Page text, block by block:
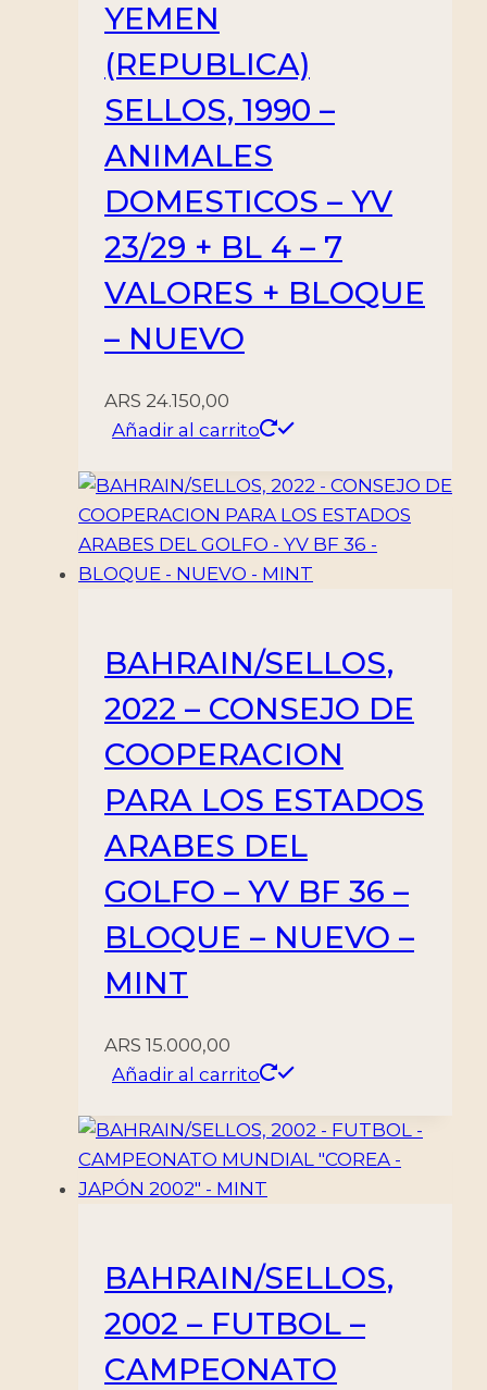
YEMEN
(REPUBLICA)
SELLOS, 1990 –
ANIMALES
DOMESTICOS – YV
23/29 + BL 4 – 7
VALORES + BLOQUE
– NUEVO
ARS 24.150,00
Añadir al carrito
BAHRAIN/SELLOS,
2022 – CONSEJO DE
COOPERACION
PARA LOS ESTADOS
ARABES DEL
GOLFO – YV BF 36 –
BLOQUE – NUEVO –
MINT
ARS 15.000,00
Añadir al carrito
BAHRAIN/SELLOS,
2002 – FUTBOL –
CAMPEONATO